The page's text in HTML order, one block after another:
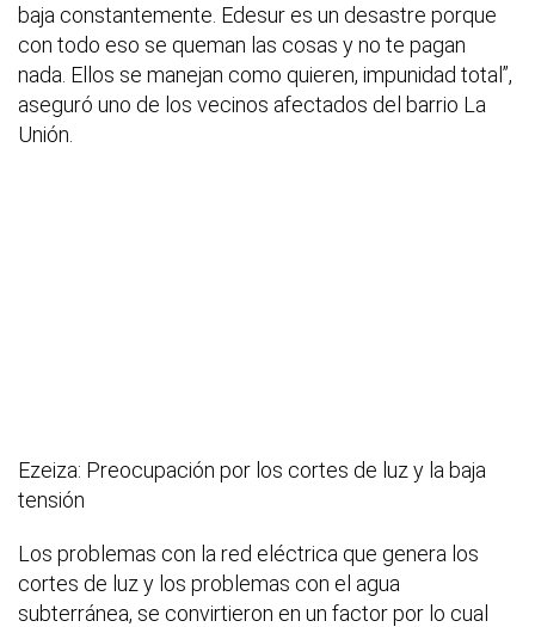
baja constantemente. Edesur es un desastre porque
con todo eso se queman las cosas y no te pagan
nada. Ellos se manejan como quieren, impunidad total”,
aseguró uno de los vecinos afectados del barrio La
Unión.
Ezeiza: Preocupación por los cortes de luz y la baja
tensión
Los problemas con la red eléctrica que genera los
cortes de luz y los problemas con el agua
subterránea, se convirtieron en un factor por lo cual